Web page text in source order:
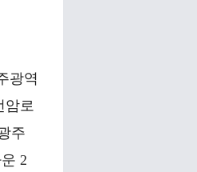
광역
암로
주
2